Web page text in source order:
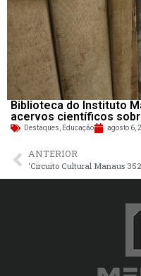
Biblioteca do Instituto
acervos científicos
Destaques, Educação agosto 6,
ANTERIOR